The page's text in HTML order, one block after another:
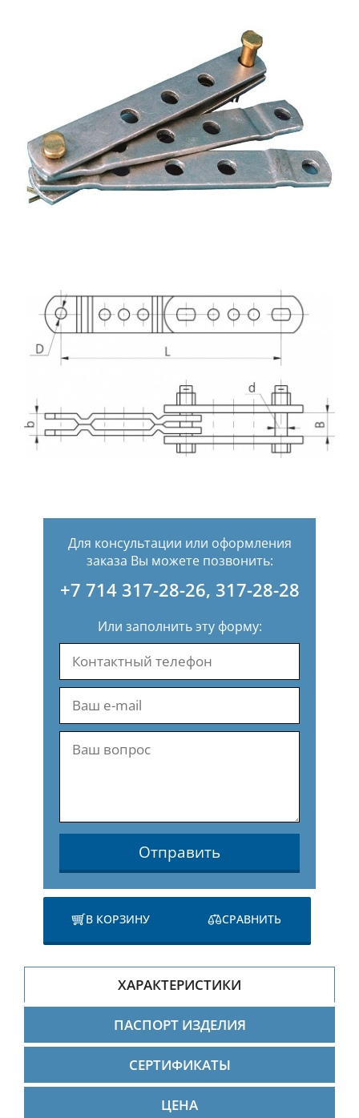
Для консультации или оформления
заказа Вы можете позвонить:
+7 714 317-28-26, 317-28-28
Или заполнить эту форму:
Отправить
В КОРЗИНУ СРАВНИТЬ
ХАРАКТЕРИСТИКИ
ПАСПОРТ ИЗДЕЛИЯ
СЕРТИФИКАТЫ
ЦЕНА